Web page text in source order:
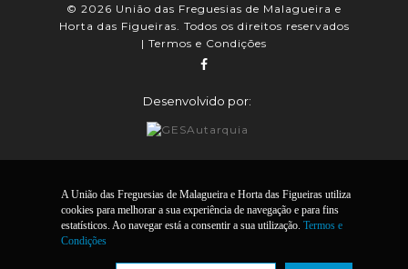
© 2026 União das Freguesias de Malagueira e
Horta das Figueiras. Todos os direitos reservados
| Termos e Condições
Desenvolvido por:
A União das Freguesias de Malagueira e Horta das Figueiras utiliza
cookies para melhorar a sua experiência de navegação e para fins
estatísticos. Ao navegar está a consentir a sua utilização. Termos e
Condições